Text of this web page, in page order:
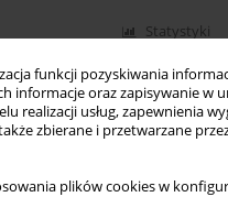
funkcji pozyskiwania
informacje oraz zapisywanie w
realizacji usług, zapewnienia
zbierane i przetwarzane
plików cookies w
Statystyki